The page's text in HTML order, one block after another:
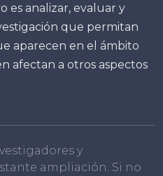
es analizar, evaluar y
que permitan
aparecen en el ámbito
afectan a otros aspectos
y
ampliación. Si no